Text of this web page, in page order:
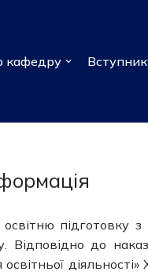
кафедру
підготовку
до